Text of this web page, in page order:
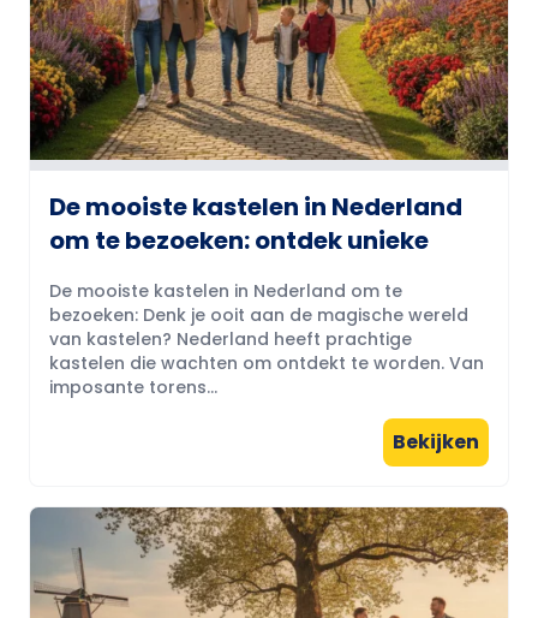
De mooiste kastelen in Nederland
om te bezoeken: ontdek unieke
De mooiste kastelen in Nederland om te
bezoeken: Denk je ooit aan de magische wereld
van kastelen? Nederland heeft prachtige
kastelen die wachten om ontdekt te worden. Van
imposante torens...
Bekijken